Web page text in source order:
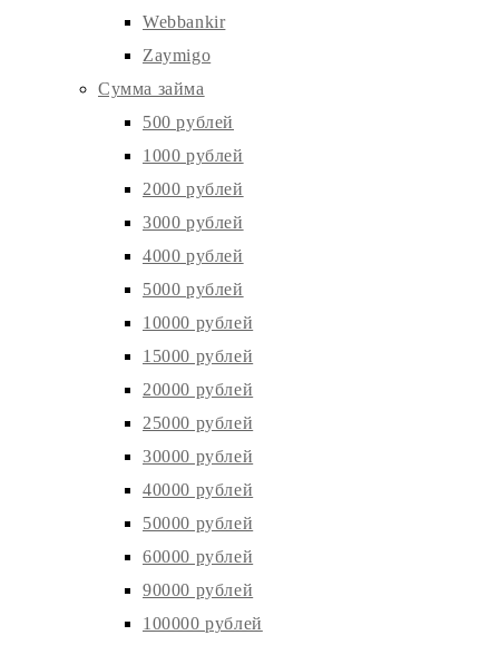
Webbankir
Zaymigo
Сумма займа
500 рублей
1000 рублей
2000 рублей
3000 рублей
4000 рублей
5000 рублей
10000 рублей
15000 рублей
20000 рублей
25000 рублей
30000 рублей
40000 рублей
50000 рублей
60000 рублей
90000 рублей
100000 рублей